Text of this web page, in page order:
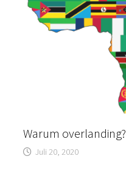
Warum overlanding?
Juli 20, 2020